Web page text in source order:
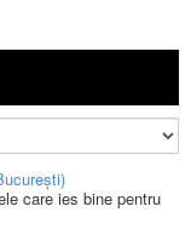
care ies bine pentru